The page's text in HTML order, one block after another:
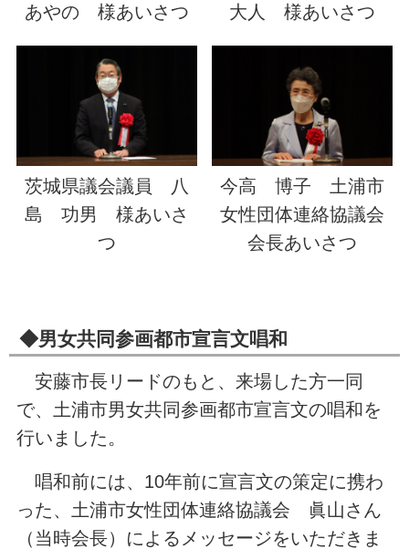
あやの 様あいさつ
大人 様あいさつ
茨城県議会議員 八
島 功男 様あいさ
つ
今高 博子 土浦市
女性団体連絡協議会
会長あいさつ
◆男女共同参画都市宣言文唱和
安藤市長リードのもと、来場した方一同
で、土浦市男女共同参画都市宣言文の唱和を
行いました。
唱和前には、10年前に宣言文の策定に携わ
った、土浦市女性団体連絡協議会 眞山さん
（当時会長）によるメッセージをいただきま